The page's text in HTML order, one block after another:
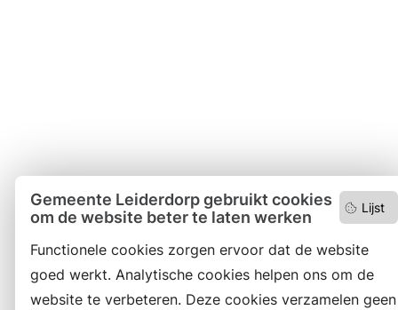
Lijst
Gemeente Leiderdorp gebruikt cookies
om de website beter te laten werken
Functionele cookies zorgen ervoor dat de website
goed werkt. Analytische cookies helpen ons om de
website te verbeteren. Deze cookies verzamelen geen